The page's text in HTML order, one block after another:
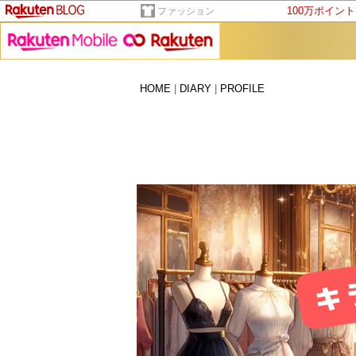
ファッション 100万ポイン
HOME DIARY PROFILE